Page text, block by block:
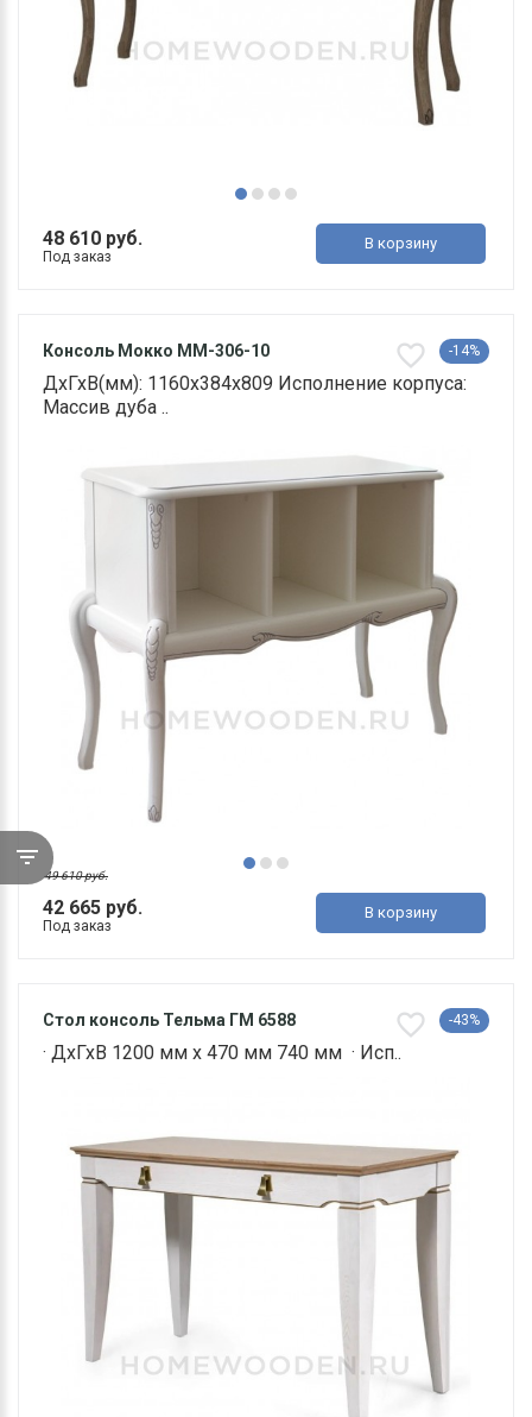
48 610 руб.
Под заказ
В корзину
Консоль Мокко ММ-306-10 -14%
ДхГхВ(мм): 1160х384х809 Исполнение корпуса:
Массив дуба ..
42 665 руб.
49 610 руб.
Под заказ
В корзину
Стол консоль Тельма ГМ 6588 -43%
· ДхГхВ 1200 мм х 470 мм 740 мм · Исп..